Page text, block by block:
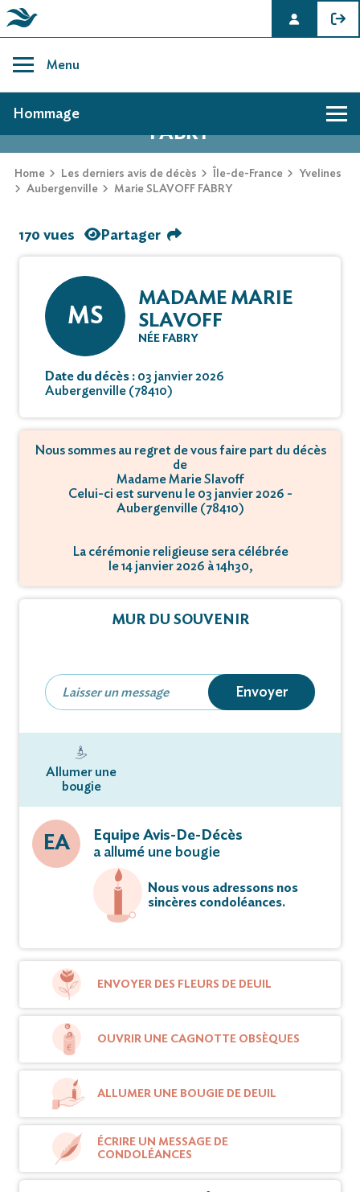
content
Menu
AVIS DE DÉCÈS DE MARIE SLAVOFF
FABRY
Home Les derniers avis de décès Île-de-France
Yvelines
Aubergenville
Marie SLAVOFF FABRY
Hommage
170 vues Partager
MS
MADAME MARIE
SLAVOFF
NÉE FABRY
Date du décès : 03 janvier 2026
Aubergenville (78410)
Nous sommes au regret de vous faire part du décès
de
Madame Marie Slavoff
Celui-ci est survenu le 03 janvier 2026 -
Aubergenville (78410)
La cérémonie religieuse sera célébrée
le 14 janvier 2026 à 14h30,
le 14 janvier 2026 à 16h30,
MUR DU SOUVENIR
Envoyer
Allumer une
bougie
EA
Equipe Avis-De-Décès
a allumé une bougie
Nous vous adressons nos
sincères condoléances.
ENVOYER DES FLEURS DE DEUIL
OUVRIR UNE CAGNOTTE OBSÈQUES
ALLUMER UNE BOUGIE DE DEUIL
ÉCRIRE UN MESSAGE DE
CONDOLÉANCES